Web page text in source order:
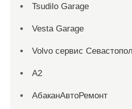
Tsudilo Garage
Vesta Garage
Volvo сервис
А2
АбаканАвтоРемонт